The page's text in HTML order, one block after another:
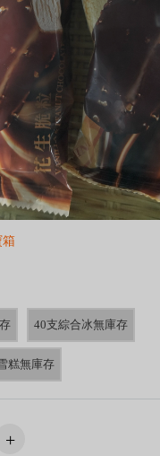
箱
40支綜合冰無庫存
糕無庫存